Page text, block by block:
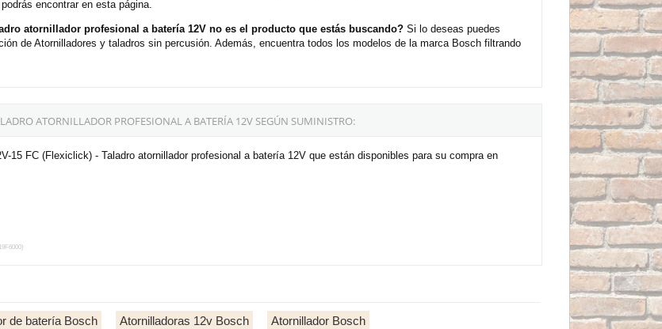
encontrar en esta página.
atornillador profesional a batería 12V no es el producto que estás buscando? Si lo deseas puedes
de Atornilladores y taladros sin percusión. Además, encuentra todos los modelos de la marca Bosch filtrando
ATORNILLADOR PROFESIONAL A BATERÍA 12V SEGÚN SUMINISTRO:
15 FC (Flexiclick) - Taladro atornillador profesional a batería 12V que están disponibles para su compra en
de batería Bosch Atornilladoras 12v Bosch Atornillador Bosch